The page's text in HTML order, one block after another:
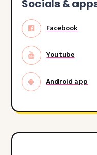
Socials &
Facebook
Youtube
Android app